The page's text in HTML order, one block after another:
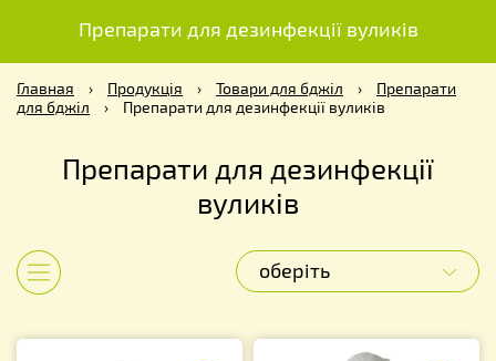
Препарати для дезинфекції вуликів
Главная › Продукція › Товари для бджіл ›
Препарати
для бджіл
› Препарати для дезинфекції вуликів
Препарати для дезинфекції
вуликів
оберіть